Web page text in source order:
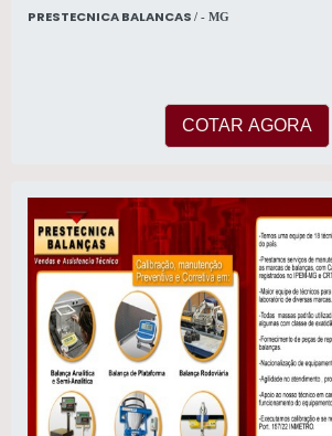
PRESTECNICA BALANCAS / - MG
COTAR AGORA